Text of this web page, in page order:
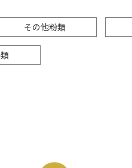
その他粉類